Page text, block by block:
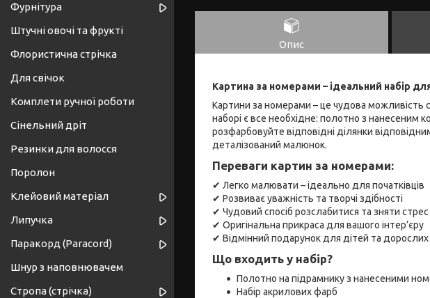
Опис
Картина за номерами – ідеальний набір
Картини за номерами – це чудова можливість
наборі є все необхідне: полотно з нанесеним
розфарбовуйте відповідні ділянки
деталізований малюнок.
Переваги картин за номерами:
✔ Легко малювати – ідеально для початківців
✔ Розвиває уважність та творчі здібності
✔ Чудовий спосіб розслабитися та зняти стрес
✔ Оригінальна прикраса для вашого інтер’єру
✔ Відмінний подарунок для дітей та дорослих
Що входить у набір?
Полотно на підрамнику з нанесеними
Набір акрилових фарб
Фурнітура
Штучні овочі та фрукті
Флористична стрічка
Для свічок
Комплети ручної роботи
Сінельний дріт
Резинки для волосся
Поролон
Клейовий матеріал
Липучка
Паракорд (Paracord)
Шнур з наповнювачем
Стропа (стрічка)